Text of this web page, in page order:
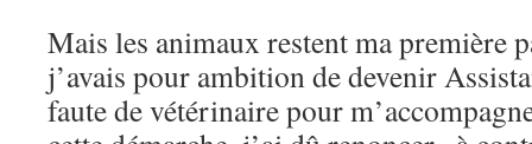
Mais les animaux restent ma première
j’avais pour ambition de devenir
faute de vétérinaire pour